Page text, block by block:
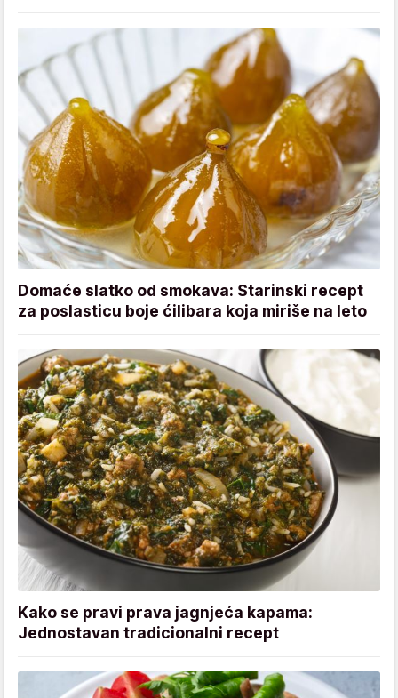
Domaće slatko od smokava: Starinski recept
za poslasticu boje ćilibara koja miriše na leto
Kako se pravi prava jagnjeća kapama:
Jednostavan tradicionalni recept